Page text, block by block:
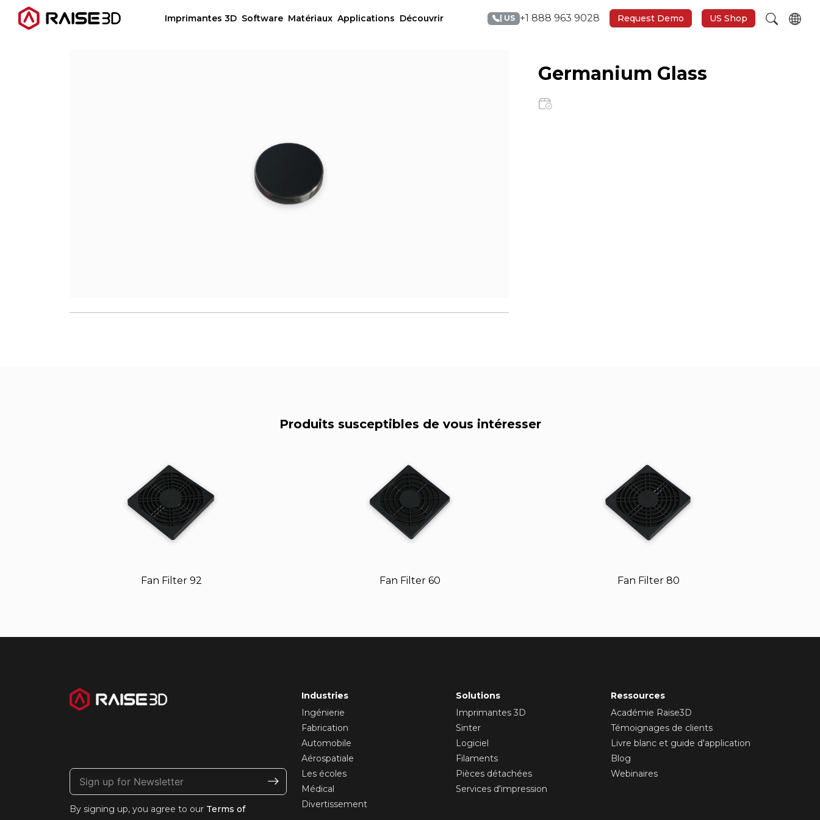
Imprimantes 3D Software Matériaux Applications Découvrir | US +1 888 963 9028 Request Demo US Shop
Germanium Glass
Produits susceptibles de vous intéresser
Fan Filter 92 Fan Filter 60 Fan Filter 80
By signing up, you agree to our Terms of
Industries
Ingénierie
Fabrication
Automobile
Aérospatiale
Les écoles
Médical
Divertissement
Solutions
Imprimantes 3D
Sinter
Logiciel
Filaments
Pièces détachées
Services d'impression
Ressources
Académie Raise3D
Témoignages de clients
Livre blanc et guide d'application
Blog
Webinaires